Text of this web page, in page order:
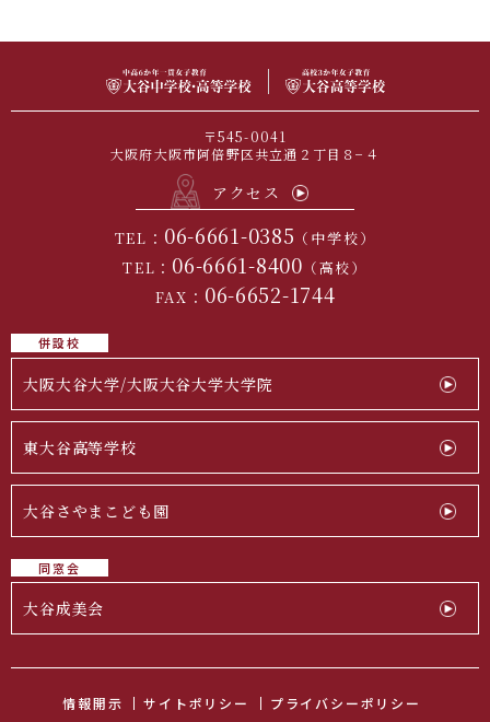
〒545-0041
大阪府大阪市阿倍野区共立通２丁目８−４
アクセス
TEL： 06-6661-0385 （中学校）
TEL： 06-6661-8400 （高校）
FAX： 06-6652-1744
併設校
大阪大谷大学/大阪大谷大学大学院
東大谷高等学校
大谷さやまこども園
同窓会
大谷成美会
情報開示 サイトポリシー
プライバシーポリシー